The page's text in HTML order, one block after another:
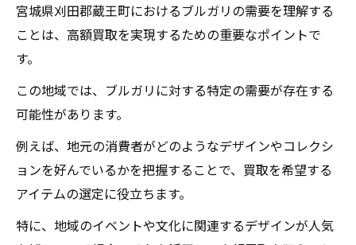
す準備
最適な買取時期を見極める方法
買取契約書の確認ポイント
高額買取に向けたブルガリの保管方法
査定後の価格交渉のコツ
思い出のブルガリを最大限の価値で買取しても
らう方法
ブルガリの付属品をしっかり保管する
宮城県刈田郡蔵王町におけるブルガリの需要を理解する
ことは、高額買取を実現するための重要なポイントで
す。
この地域では、ブルガリに対する特定の需要が存在する
可能性があります。
例えば、地元の消費者がどのようなデザインやコレクシ
ョンを好んでいるかを把握することで、買取を希望する
アイテムの選定に役立ちます。
特に、地域のイベントや文化に関連するデザインが人気